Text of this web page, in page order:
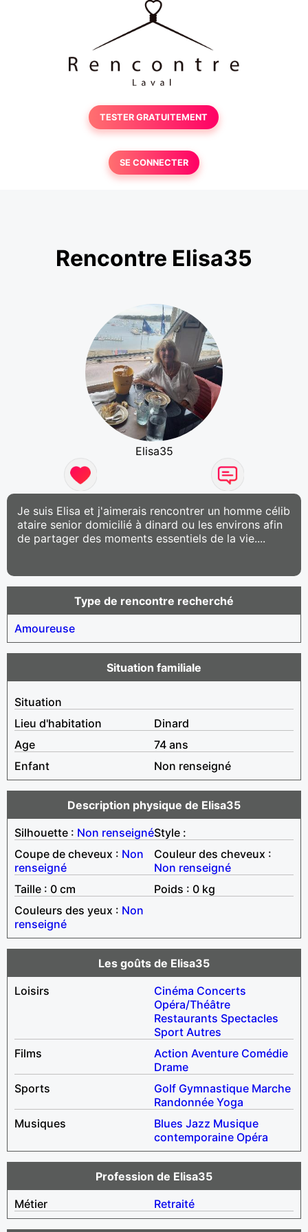
TESTER GRATUITEMENT
SE CONNECTER
Rencontre Elisa35
Elisa35
Je suis Elisa et j'aimerais rencontrer un homme célib
ataire senior domicilié à dinard ou les environs afin
de partager des moments essentiels de la vie....
Type de rencontre recherché
Amoureuse
Situation familiale
Situation
Lieu d'habitation
Dinard
Age
74 ans
Enfant
Non renseigné
Description physique de Elisa35
Silhouette : Non renseignéStyle :
Coupe de cheveux : Non
renseigné
Couleur des cheveux :
Non renseigné
Taille : 0 cm
Poids : 0 kg
Couleurs des yeux : Non
renseigné
Les goûts de Elisa35
Loisirs
Cinéma Concerts
Opéra/Théâtre
Restaurants Spectacles
Sport Autres
Films
Action Aventure Comédie
Drame
Sports
Golf Gymnastique Marche
Randonnée Yoga
Musiques
Blues Jazz Musique
contemporaine Opéra
Profession de Elisa35
Métier
Retraité